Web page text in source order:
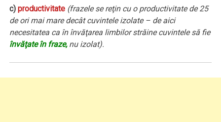
c) productivitate (frazele se reţin cu o productivitate de 25
de ori mai mare decât cuvintele izolate – de aici
necesitatea ca în învăţarea limbilor străine cuvintele să fie
învăţate în fraze,nu izolat).